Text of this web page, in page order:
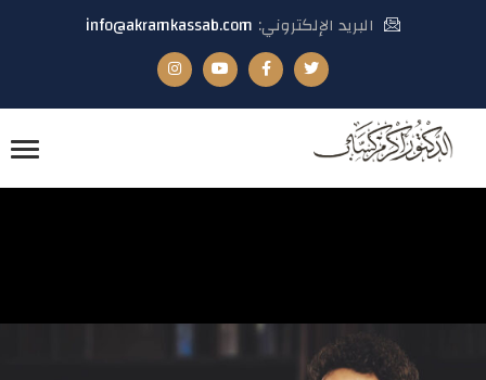
البريد الإلكتروني: info@akramkassab.com